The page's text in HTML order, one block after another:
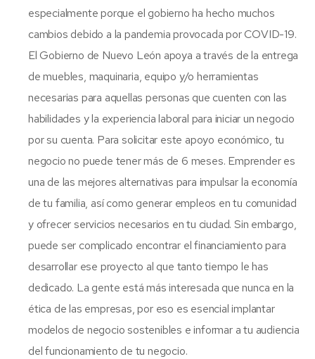
especialmente porque el gobierno ha hecho muchos
cambios debido a la pandemia provocada por COVID-19.
El Gobierno de Nuevo León apoya a través de la entrega
de muebles, maquinaria, equipo y/o herramientas
necesarias para aquellas personas que cuenten con las
habilidades y la experiencia laboral para iniciar un negocio
por su cuenta. Para solicitar este apoyo económico, tu
negocio no puede tener más de 6 meses. Emprender es
una de las mejores alternativas para impulsar la economía
de tu familia, así como generar empleos en tu comunidad
y ofrecer servicios necesarios en tu ciudad. Sin embargo,
puede ser complicado encontrar el financiamiento para
desarrollar ese proyecto al que tanto tiempo le has
dedicado. La gente está más interesada que nunca en la
ética de las empresas, por eso es esencial implantar
modelos de negocio sostenibles e informar a tu audiencia
del funcionamiento de tu negocio.